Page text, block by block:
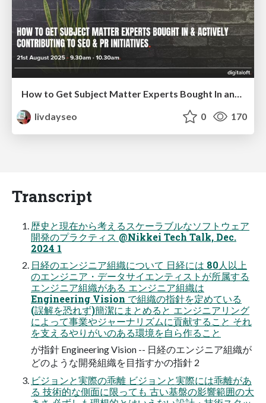
livdayseo
0 170
Transcript
歴史と現在から考えるスケーラブルなソフトウェア
開発のプラクティス @Nikkei Tech Talk, Dec.
2024 1
日経のエンジニア組織について 日経には 80人以上
のエンジニア・データサイエンティストが所属する
エンジニア組織がある エンジニア組織は
Engineering Vision で組織の指針を定めている
(誤解を恐れず)簡潔にまとめると エンジニアリング
によって事業やジャーナリズムに貢献すること それ
を支えるやりがいのある環境を自ら作ること
が指針 Engineering Vision -- 日経のエンジニア組織が
どのような開発組織を目指すかの指針 2
ビジョンと実際の乖離 ビジョンと実際には乖離があ
る 技術的な側面に限っても 古い基盤の影響範囲の大